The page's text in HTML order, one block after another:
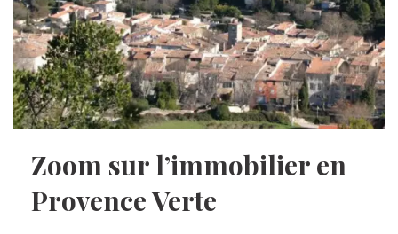
Zoom sur l’immobilier en
Provence Verte